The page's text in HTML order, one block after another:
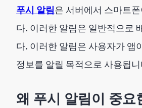
푸시 알림은 서버에서 스마트
다. 이러한 알림은 일반적으로
다. 이러한 알림은 사용자가 앱
정보를 알릴 목적으로 사용됩
왜 푸시 알림이 중요